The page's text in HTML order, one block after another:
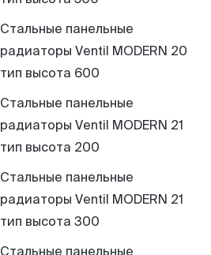
Стальные панельные
радиаторы Ventil MODERN 20
тип высота 600
Стальные панельные
радиаторы Ventil MODERN 21
тип высота 200
Стальные панельные
радиаторы Ventil MODERN 21
тип высота 300
Стальные панельные